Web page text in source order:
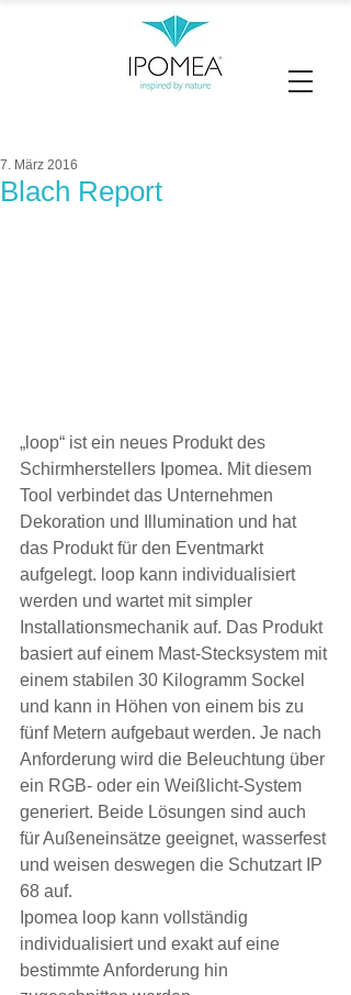
Blach Report
7. März 2016
„loop“ ist ein neues Produkt des
Schirmherstellers Ipomea. Mit diesem
Tool verbindet das Unternehmen
Dekoration und Illumination und hat
das Produkt für den Eventmarkt
aufgelegt. loop kann individualisiert
werden und wartet mit simpler
Installationsmechanik auf. Das Produkt
basiert auf einem Mast-Stecksystem mit
einem stabilen 30 Kilogramm Sockel
und kann in Höhen von einem bis zu
fünf Metern aufgebaut werden. Je nach
Anforderung wird die Beleuchtung über
ein RGB- oder ein Weißlicht-System
generiert. Beide Lösungen sind auch
für Außeneinsätze geeignet, wasserfest
und weisen deswegen die Schutzart IP
68 auf.
Ipomea loop kann vollständig
individualisiert und exakt auf eine
bestimmte Anforderung hin